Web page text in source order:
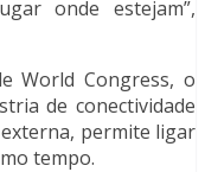
onde estejam”,
World Congress, o
de conectividade
permite ligar
tempo.